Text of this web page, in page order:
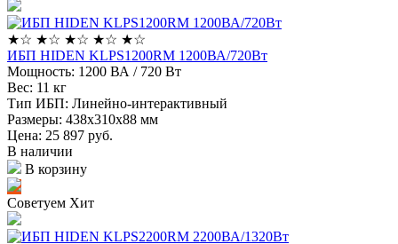
★☆ ★☆ ★☆ ★☆ ★☆
ИБП HIDEN KLPS1200RM 1200ВА/720Вт
Мощность: 1200 ВА / 720 Вт
Вес: 11 кг
Тип ИБП: Линейно-интерактивный
Размеры: 438x310х88 мм
Цена: 25 897 руб.
В наличии
В корзину
Советуем Хит